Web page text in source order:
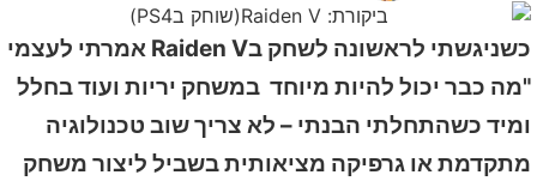
כשניגשתי לראשונה לשחק בRaiden V אמרתי לעצמי
"מה כבר יכול להיות מיוחד במשחק יריות ועוד בחלל
ומיד כשהתחלתי הבנתי – לא צריך שוב טכנולוגיה
מתקדמת או גרפיקה מציאותית בשביל ליצור משחק